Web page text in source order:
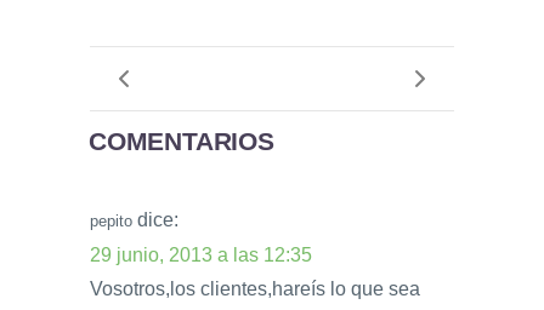
COMENTARIOS
pepito dice:
29 junio, 2013 a las 12:35
Vosotros,los clientes,hareís lo que sea